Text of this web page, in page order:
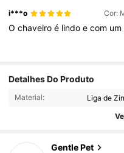
i***o Cor:
Ochaveiroé lindoecom um
Detalhes Do Produto
Material: Liga de
Gentle Pet